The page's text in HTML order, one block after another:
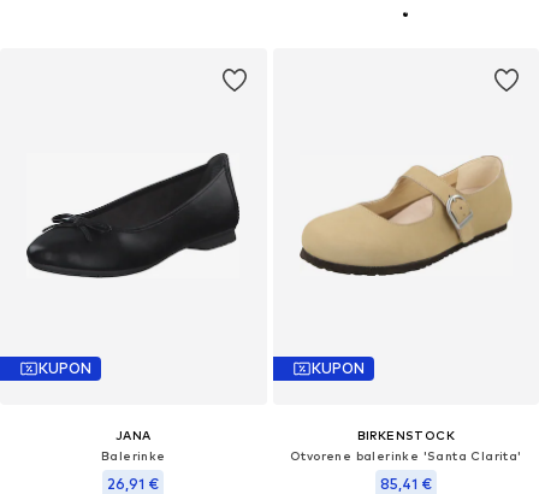
KUPON
JANA
Balerinke
26,91 €
KUPON
BIRKENSTOCK
Otvorene balerinke 'Santa Clarita'
85,41 €